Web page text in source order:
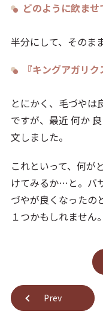
どのように飲ませ
半分にして、そのま
『キングアガリ
とにかく、毛づやは
ですが、最近 何か
文しました。
これといって、何が
けてみるか…と。バ
づやが良くなったの
１つかもしれません。
Prev